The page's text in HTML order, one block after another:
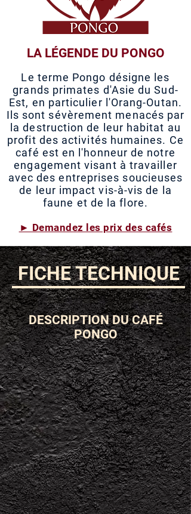
LA LÉGENDE DU PONGO
Le terme Pongo désigne les
grands primates d'Asie du Sud-
Est, en particulier l'Orang-Outan.
Ils sont sévèrement menacés par
la destruction de leur habitat au
profit des activités humaines. Ce
café est en l'honneur de notre
engagement visant à travailler
avec des entreprises soucieuses
de leur impact vis-à-vis de la
faune et de la flore.
► Demandez les prix des cafés
FICHE TECHNIQUE
DESCRIPTION DU CAFÉ
PONGO
ESPÈCE
Arabica
VARIÉTÉ
Catuaï
PROCESS
SCORE